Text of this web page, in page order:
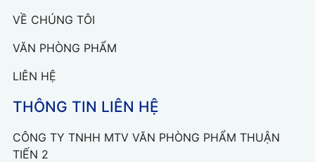
VỀ CHÚNG TÔI
VĂN PHÒNG PHẨM
LIÊN HỆ
THÔNG TIN LIÊN HỆ
CÔNG TY TNHH MTV VĂN PHÒNG PHẨM THUẬN
TIẾN 2